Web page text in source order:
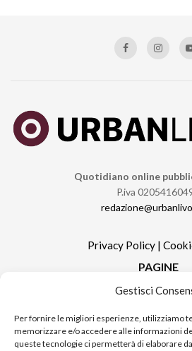
Gestisci
Per fornire le migliori esperienze, utilizziamo
memorizzare e/o accedere alle informazioni
queste tecnologie ci permetterà di elaborare
Quotidiano online
P.iva
Privacy Policy |
PAGINE
Redazione
Contatti
Pubblicità